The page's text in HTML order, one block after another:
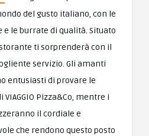
del gusto italiano, con le
e le burrate di qualità. Situato
ti sorprenderà con il
servizio. Gli amanti
entusiasti di provare le
Pizza&Co, mentre i
il cordiale e
che rendono questo posto